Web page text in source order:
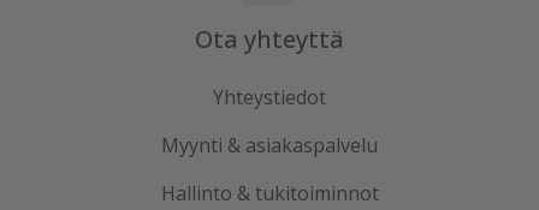
Ota yhteyttä
Yhteystiedot
Myynti & asiakaspalvelu
Hallinto & tukitoiminnot